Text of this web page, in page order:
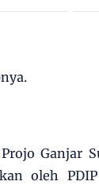
Ganjar
oleh